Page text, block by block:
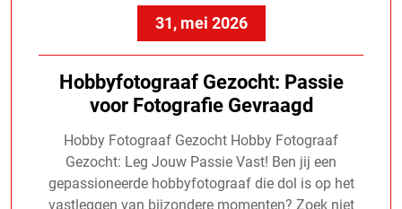
31, mei 2026
Hobbyfotograaf Gezocht: Passie
voor Fotografie Gevraagd
Hobby Fotograaf Gezocht Hobby Fotograaf
Gezocht: Leg Jouw Passie Vast! Ben jij een
gepassioneerde hobbyfotograaf die dol is op het
vastleggen van bijzondere momenten? Zoek niet